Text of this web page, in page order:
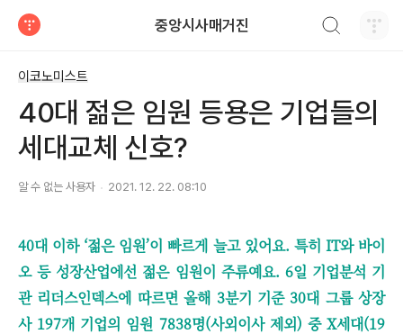
중앙시사매거진
이코노미스트
40대 젊은 임원 등용은 기업들의
세대교체 신호?
알 수 없는 사용자 2021. 12. 22. 08:10
40대 이하 ‘젊은 임원’이 빠르게 늘고 있어요. 특히 IT와 바이
오 등 성장산업에선 젊은 임원이 주류예요. 6일 기업분석 기
관 리더스인덱스에 따르면 올해 3분기 기준 30대 그룹 상장
사 197개 기업의 임원 7838명(사외이사 제외) 중 X세대(19